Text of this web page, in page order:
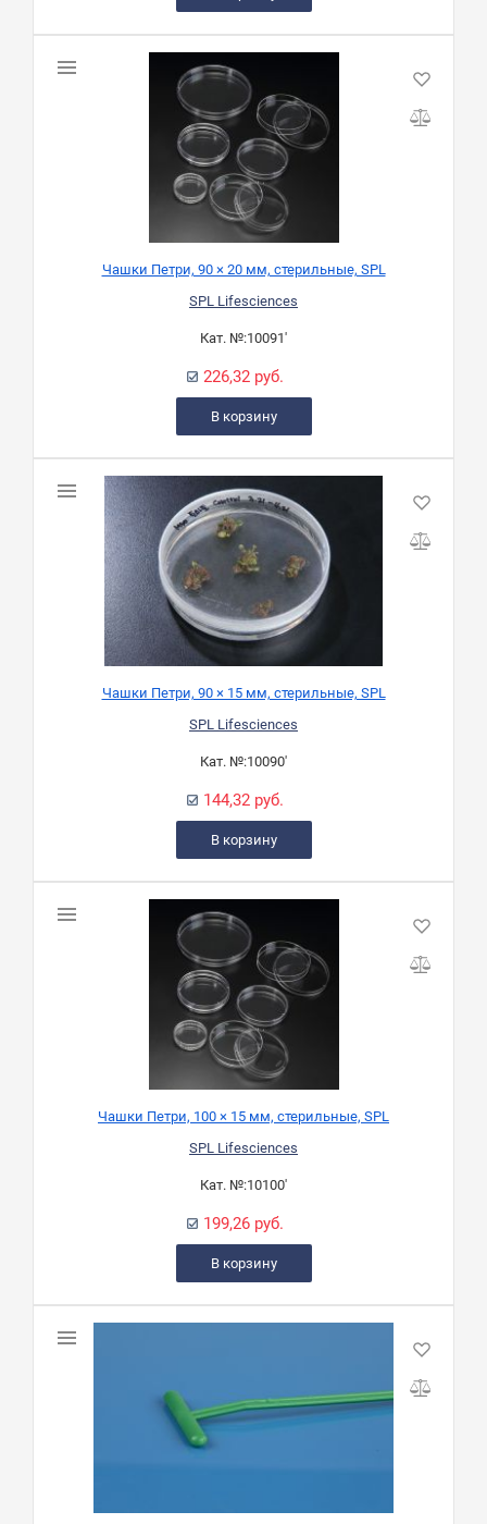
Чашки Петри, 90 × 20 мм, стерильные, SPL
SPL Lifesciences
Кат. №:10091'
226,32 руб.
В корзину
Чашки Петри, 90 × 15 мм, стерильные, SPL
SPL Lifesciences
Кат. №:10090'
144,32 руб.
В корзину
Чашки Петри, 100 × 15 мм, стерильные, SPL
SPL Lifesciences
Кат. №:10100'
199,26 руб.
В корзину